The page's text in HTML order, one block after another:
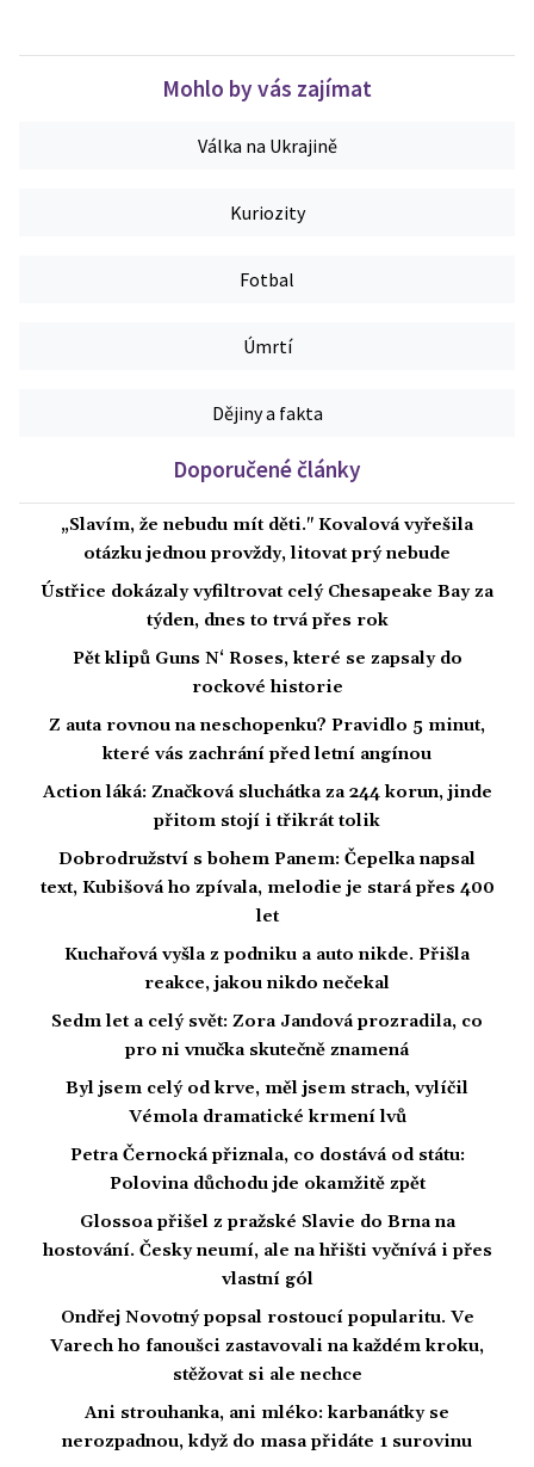
Mohlo by vás zajímat
Válka na Ukrajině
Kuriozity
Fotbal
Úmrtí
Dějiny a fakta
Doporučené články
„Slavím, že nebudu mít děti." Kovalová vyřešila
otázku jednou provždy, litovat prý nebude
Ústřice dokázaly vyfiltrovat celý Chesapeake Bay za
týden, dnes to trvá přes rok
Pět klipů Guns N‘ Roses, které se zapsaly do
rockové historie
Z auta rovnou na neschopenku? Pravidlo 5 minut,
které vás zachrání před letní angínou
Action láká: Značková sluchátka za 244 korun, jinde
přitom stojí i třikrát tolik
Dobrodružství s bohem Panem: Čepelka napsal
text, Kubišová ho zpívala, melodie je stará přes 400
let
Kuchařová vyšla z podniku a auto nikde. Přišla
reakce, jakou nikdo nečekal
Sedm let a celý svět: Zora Jandová prozradila, co
pro ni vnučka skutečně znamená
Byl jsem celý od krve, měl jsem strach, vylíčil
Vémola dramatické krmení lvů
Petra Černocká přiznala, co dostává od státu:
Polovina důchodu jde okamžitě zpět
Glossoa přišel z pražské Slavie do Brna na
hostování. Česky neumí, ale na hřišti vyčnívá i přes
vlastní gól
Ondřej Novotný popsal rostoucí popularitu. Ve
Varech ho fanoušci zastavovali na každém kroku,
stěžovat si ale nechce
Ani strouhanka, ani mléko: karbanátky se
nerozpadnou, když do masa přidáte 1 surovinu